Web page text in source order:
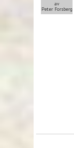
av
Peter Forsberg